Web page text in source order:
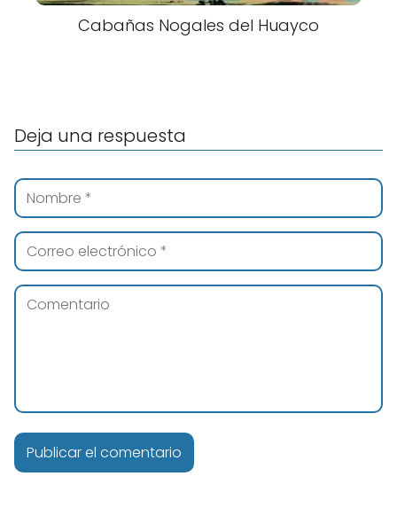
Cabañas Nogales del Huayco
Deja una respuesta